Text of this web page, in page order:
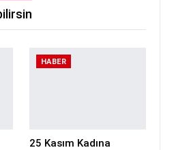
HABER
25 Kasım Kadına